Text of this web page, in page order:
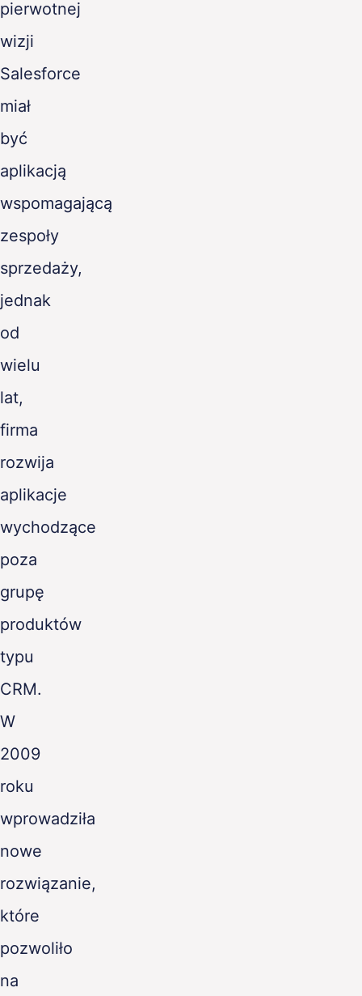
pierwotnej
wizji
Salesforce
miał
być
aplikacją
wspomagającą
zespoły
sprzedaży,
jednak
od
wielu
lat,
firma
rozwija
aplikacje
wychodzące
poza
grupę
produktów
typu
CRM.
W
2009
roku
wprowadziła
nowe
rozwiązanie,
które
pozwoliło
na